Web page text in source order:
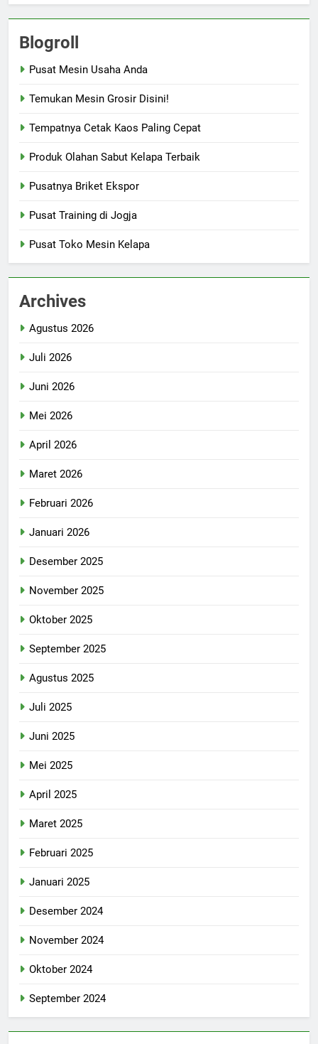
Blogroll
Pusat Mesin Usaha Anda
Temukan Mesin Grosir Disini!
Tempatnya Cetak Kaos Paling Cepat
Produk Olahan Sabut Kelapa Terbaik
Pusatnya Briket Ekspor
Pusat Training di Jogja
Pusat Toko Mesin Kelapa
Archives
Agustus 2026
Juli 2026
Juni 2026
Mei 2026
April 2026
Maret 2026
Februari 2026
Januari 2026
Desember 2025
November 2025
Oktober 2025
September 2025
Agustus 2025
Juli 2025
Juni 2025
Mei 2025
April 2025
Maret 2025
Februari 2025
Januari 2025
Desember 2024
November 2024
Oktober 2024
September 2024